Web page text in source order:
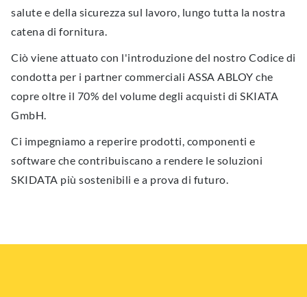
salute e della sicurezza sul lavoro, lungo tutta la nostra
catena di fornitura.
Ciò viene attuato con l'introduzione del nostro Codice di
condotta per i partner commerciali ASSA ABLOY che
copre oltre il 70% del volume degli acquisti di SKIATA
GmbH.
Ci impegniamo a reperire prodotti, componenti e
software che contribuiscano a rendere le soluzioni
SKIDATA più sostenibili e a prova di futuro.